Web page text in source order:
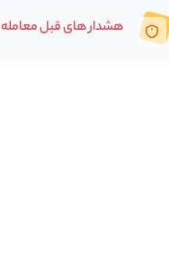
هشدار های قبل معامله